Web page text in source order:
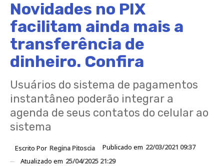
Novidades no PIX
facilitam ainda mais a
transferência de
dinheiro. Confira
Usuários do sistema de pagamentos
instantâneo poderão integrar a
agenda de seus contatos do celular ao
sistema
Escrito Por Regina Pitoscia Publicado em 22/03/2021 09:37
Atualizado em 25/04/2025 21:29